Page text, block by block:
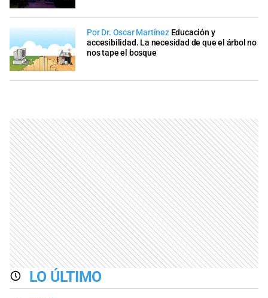
Por Dr. Oscar Martínez Educación y
accesibilidad. La necesidad de que el árbol no
nos tape el bosque
LO ÚLTIMO